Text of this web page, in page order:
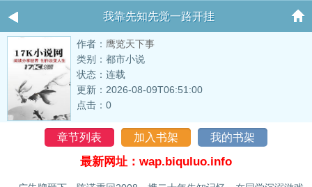
我靠先知先觉一路开挂
作者： 鹰览天下事
类别：都市小说
状态：连载
更新：2026-08-09T06:51:00
点击：0
章节列表 加入书架 我的书架
最新网址：wap.biquluo.info